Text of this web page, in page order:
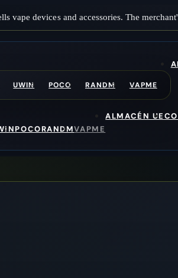
vape devices and accessories. The
UWIN POCO RANDM VAPME
POCORANDMVAPME
ALMACÉN UE